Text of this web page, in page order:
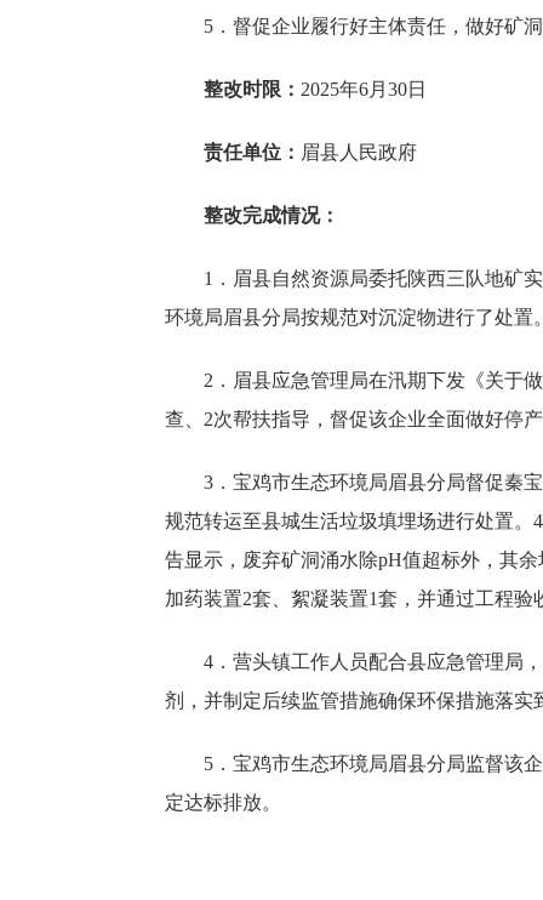
5．督促企业履行好主体责任，做好矿
整改时限： 2025年6月30日
责任单位： 眉县人民政府
整改完成情况：
1．眉县自然资源局委托陕西三队地矿
环境局眉县分局按规范对沉淀物进行了处置
2．眉县应急管理局在汛期下发《关于
查、2次帮扶指导，督促该企业全面做好停
3．宝鸡市生态环境局眉县分局督促秦
规范转运至县城生活垃圾填埋场进行处置
告显示，废弃矿洞涌水除pH值超标外，其
加药装置2套、絮凝装置1套，并通过工程
4．营头镇工作人员配合县应急管理局
剂，并制定后续监管措施确保环保措施落实
5．宝鸡市生态环境局眉县分局监督该
定达标排放。